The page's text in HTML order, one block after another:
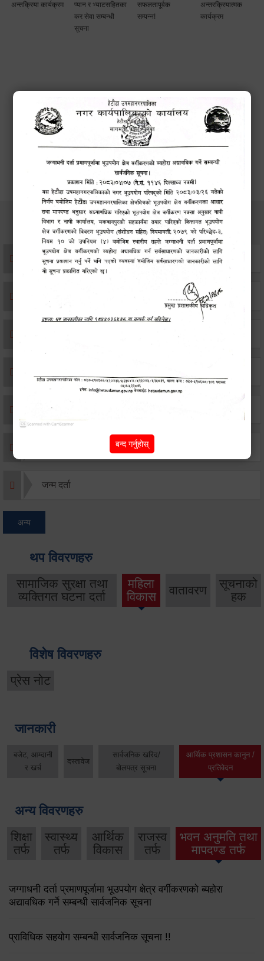
अन्तक्रिया कार्यक्रम
प्यान र भ्याटसहितका
कर सेवा सम्बन्धी
सूचना
सफलतापूर्वक
सम्पन्न!
अन्तरक्रियात्मक
कार्यक्रम
सेवाहरु
संस्था दर्ता सिफारिस
एकिकृत सम्पत्ति कर/घर जग्गा कर
बसाइ-सराई जाने/आउने दर्ता
जन्म दर्ता
अन्य
थप विवरणहरु
सामाजिक सुरक्षा तथा
व्यक्तिगत घटना दर्ता
महिला
विकास
वातावरण
सूचनाको
हक
विशेष विवरणहरु
प्रेस नोट
जानकारी
बजेट, आम्दानी
र खर्च
दस्तावेज
सार्वजनिक खरिद/
बोलपत्र सूचना
आर्थिक प्रशासन कानुन /
प्रतिवेदन
अन्य विवरणहरु
शिक्षा
तर्फ
स्वास्थ्य
तर्फ
आर्थिक
विकास
राजस्व
तर्फ
भवन अनुमति तथा
मापदण्ड तर्फ
जग्गाधनी दर्ता प्रमाणपूर्जामा भूउपयोग क्षेत्र वर्गीकरणको ब्यहोरा
अद्यावधिक गर्ने सम्बन्धी सार्वजनिक सूचना
प्राविधिक सहयोग सम्बन्धी सार्वजनिक सूचना !!
बन्द गर्नुहोस्